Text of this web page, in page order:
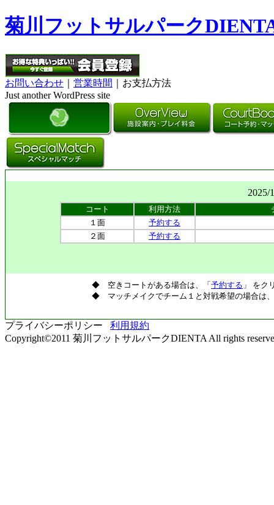
菊川フットサルパーク
お問い合わせ 営業時間
｜お支払方法
Just another WordPress site
2025/
コート 利用方法
１面
予約する
２面
予約する
◆ 空きコートがある場合は、「 予約する 」 をク
◆ マッチメイクでチーム１と対戦希望の場合は
プライバシーポリシー 利用規約
Copyright©2011 菊川フットサルパークDIENTA All rights